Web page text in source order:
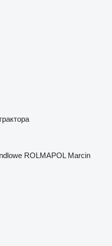
ROLMAPOL Marcin